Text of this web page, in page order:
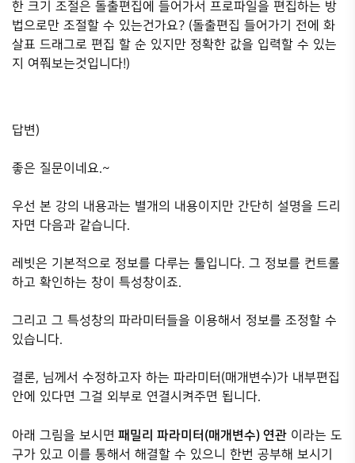
한 크기 조절은 돌출편집에 들어가서 프로파일을 편집하는 방
법으로만 조절할 수 있는건가요? (돌출편집 들어가기 전에 화
살표 드래그로 편집 할 순 있지만 정확한 값을 입력할 수 있는
지 여쭤보는것입니다!)
답변)
좋은 질문이네요.~
우선 본 강의 내용과는 별개의 내용이지만 간단히 설명을 드리
자면 다음과 같습니다.
레빗은 기본적으로 정보를 다루는 툴입니다. 그 정보를 컨트롤
하고 확인하는 창이 특성창이죠.
그리고 그 특성창의 파라미터들을 이용해서 정보를 조정할 수
있습니다.
결론, 님께서 수정하고자 하는 파라미터(매개변수)가 내부편집
안에 있다면 그걸 외부로 연결시켜주면 됩니다.
아래 그림을 보시면 패밀리 파라미터(매개변수) 연관이라는 도
구가 있고 이를 통해서 해결할 수 있으니 한번 공부해 보시기